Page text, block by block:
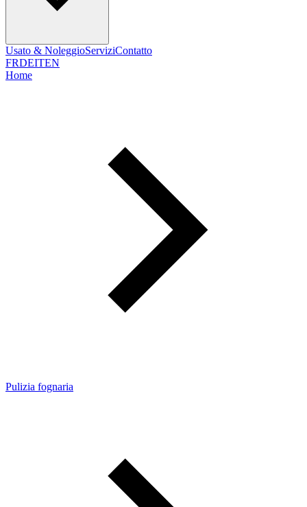
Usato & NoleggioServiziContatto
FRDEITEN
Home
Pulizia fognaria